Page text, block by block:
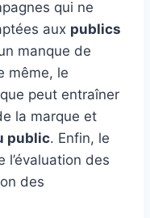
qui ne
aux publics
manque de
même, le
peut entraîner
la marque et
public. Enfin, le
des
des